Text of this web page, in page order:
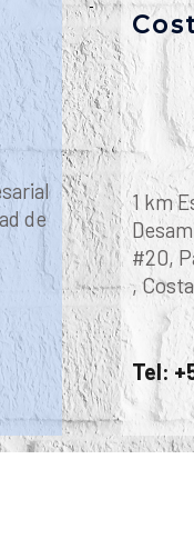
de
1 km
#20,
,
Tel: